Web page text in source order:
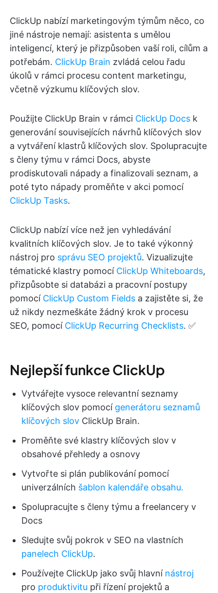
ClickUp nabízí marketingovým týmům něco, co
jiné nástroje nemají: asistenta s umělou
inteligencí, který je přizpůsoben vaší roli, cílům a
potřebám. ClickUp Brain zvládá celou řadu
úkolů v rámci procesu content marketingu,
včetně výzkumu klíčových slov.
Použijte ClickUp Brain v rámci ClickUp Docs k
generování souvisejících návrhů klíčových slov
a vytváření klastrů klíčových slov. Spolupracujte
s členy týmu v rámci Docs, abyste
prodiskutovali nápady a finalizovali seznam, a
poté tyto nápady proměňte v akci pomocí
ClickUp Tasks.
ClickUp nabízí více než jen vyhledávání
kvalitních klíčových slov. Je to také výkonný
nástroj pro správu SEO projektů. Vizualizujte
tématické klastry pomocí ClickUp Whiteboards,
přizpůsobte si databázi a pracovní postupy
pomocí ClickUp Custom Fields a zajistěte si, že
už nikdy nezmeškáte žádný krok v procesu
SEO, pomocí ClickUp Recurring Checklists. ✅
Nejlepší funkce ClickUp
Vytvářejte vysoce relevantní seznamy
klíčových slov pomocí generátoru seznamů
klíčových slov ClickUp Brain.
Proměňte své klastry klíčových slov v
obsahové přehledy a osnovy
Vytvořte si plán publikování pomocí
univerzálních šablon kalendáře obsahu.
Spolupracujte s členy týmu a freelancery v
Docs
Sledujte svůj pokrok v SEO na vlastních
panelech ClickUp.
Používejte ClickUp jako svůj hlavní nástroj
pro produktivitu při řízení projektů a